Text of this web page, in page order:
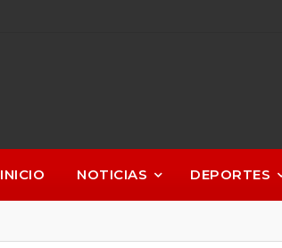
INICIO NOTICIAS DEPORTES